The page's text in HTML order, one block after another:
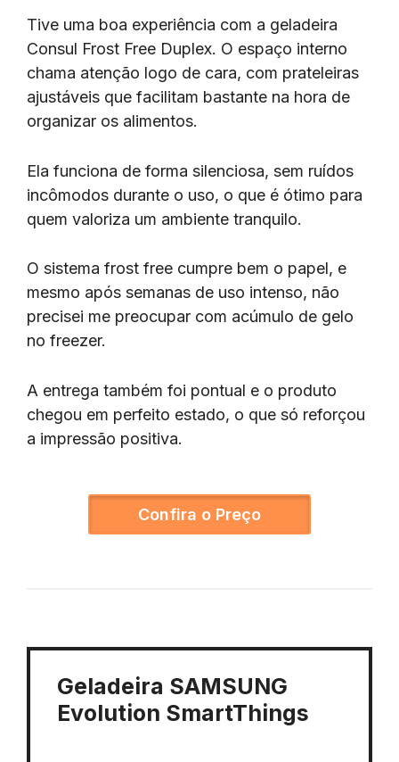
Tive uma boa experiência com a geladeira
Consul Frost Free Duplex. O espaço interno
chama atenção logo de cara, com prateleiras
ajustáveis que facilitam bastante na hora de
organizar os alimentos.
Ela funciona de forma silenciosa, sem ruídos
incômodos durante o uso, o que é ótimo para
quem valoriza um ambiente tranquilo.
O sistema frost free cumpre bem o papel, e
mesmo após semanas de uso intenso, não
precisei me preocupar com acúmulo de gelo
no freezer.
A entrega também foi pontual e o produto
chegou em perfeito estado, o que só reforçou
a impressão positiva.
Confira o Preço
Geladeira SAMSUNG
Evolution SmartThings